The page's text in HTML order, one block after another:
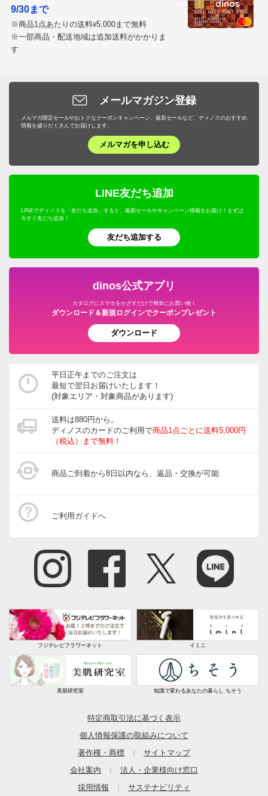
9/30まで
※商品1点あたりの送料¥5,000まで無料
※一部商品・配送地域は追加送料がかかりま
す
メールマガジン登録
メルマガ限定セールやおトクなクーポンキャンペーン、最新セールなど、ディノスのおすすめ
情報を盛りだくさんでお届けします。
メルマガを申し込む
LINE友だち追加
LINEでディノスを「友だち追加」すると、最新セールやキャンペーン情報をお届け！まずは
今すぐ友だち追加！
友だち追加する
dinos公式アプリ
カタログにスマホをかざすだけで簡単にお買い物！
ダウンロード＆新規ログインでクーポンプレゼント
ダウンロード
平日正午までのご注文は
最短で翌日お届けいたします！
(対象エリア・対象商品があります)
送料は880円から。
ディノスのカードのご利用で商品1点ごとに送料5,000円
（税込）まで無料！
商品ご到着から8日以内なら、返品・交換が可能
ご利用ガイドへ
フジテレビフラワーネット イミニ
美肌研究室 知識で変わるあなたの暮らし ちそう
特定商取引法に基づく表示
個人情報保護の取組みについて
著作権・商標
サイトマップ
会社案内
法人・企業様向け窓口
採用情報
サステナビリティ